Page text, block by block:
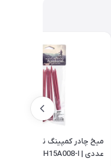
عددی | NH15A008-I